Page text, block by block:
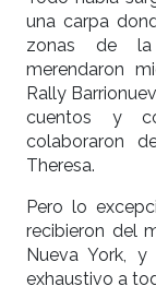
una carpa
zonas de la
merendaron
Rally
cuentos y
colaboraron
Theresa.
Pero lo
recibieron del
Nueva York,
exhaustivo a